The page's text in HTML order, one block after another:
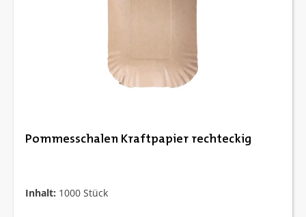
Pommesschalen Kraftpapier rechteckig
Inhalt: 1000 Stück